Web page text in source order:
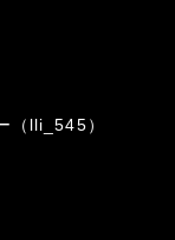
（lli_545）